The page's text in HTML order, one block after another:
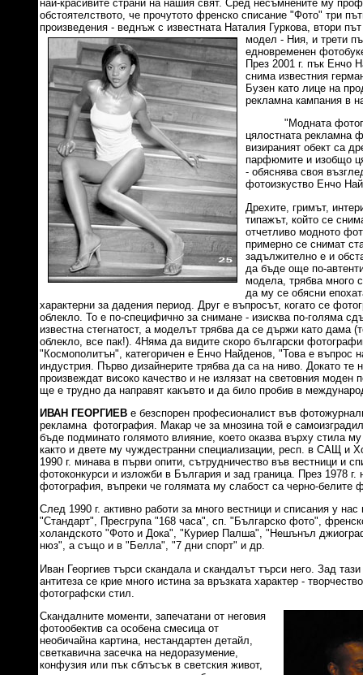
най-красивите страни на нашия свят. Сред несъмнените му
обстоятелството, че прочутото френско списание "Фото" три
произведения - веднъж с известната Наталия Гуркова, втори
модел - Ния, и трети
едновременен
През 2001 г. пък Енчо
снима известния
Бузен като лице на
рекламна кампания в
"Модната
цялостната рекламна
визираният обект са
парфюмите и изобщо
- обяснява своя
фотоизкуство Енчо
Дрехите, гримът,
типажът, който се
отчетливо модното
примерно се снимат
задължително е и
да бъде още по-
модела, трябва много
да му се обясни
характерни за дадения период. Друг е въпросът, когато се
облекло. То е по-специфично за снимане - изисква по-голяма
известна стегнатост, а моделът трябва да се държи като дама
облекло, все пак!). 4Няма да видите скоро български
"Космополитън", категоричен е Енчо Найденов, "Това е въпрос
индустрия. Първо дизайнерите трябва да са на ниво. Докато те
произвеждат високо качество и не излязат на световния моден
ще е трудно да направят какъвто и да било пробив в
ИВАН ГЕОРГИЕВ е безспорен професионалист във
рекламна фотография. Макар че за мнозина той е
бъде подминато голямото влияние, което оказва върху стила
както и двете му чуждестранни специализации, респ. в САЩ и
1990 г. минава в първи опити, сътрудничество във вестници и
фотоконкурси и изложби в България и зад граница. През 1978 г.
фотография, въпреки че голямата му слабост са черно-белите
След 1990 г. активно работи за много вестници и списания у нас
"Стандарт", Пресгрупа "168 часа", сп. "Българско фото",
холандското "Фото и Дока", "Куриер Палша", "Нешънъл
нюз", а също и в "Белла", "7 дни спорт" и др.
Иван Георгиев търси скандала и скандалът търси него. Зад
антитеза се крие много истина за връзката характер -
фотографски стил.
Скандалните моменти, запечатани от неговия
фотообектив са особена смесица от
необичайна картина, нестандартен детайл,
светкавична засечка на недоразумение,
конфузия или пък сблъсък в светския живот,